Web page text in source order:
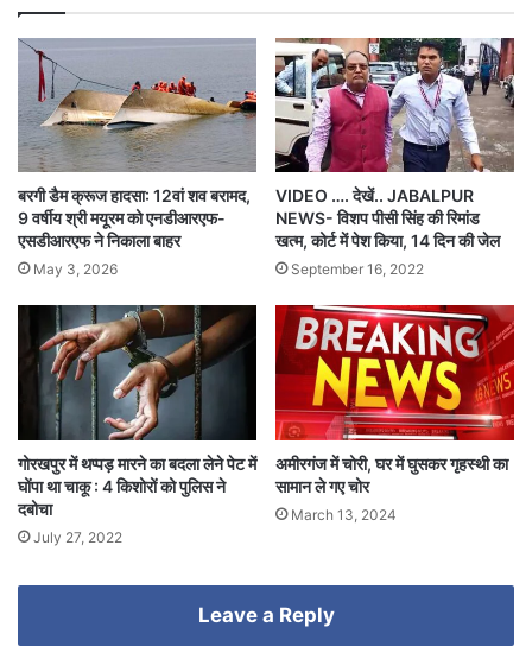
बरगी डैम क्रूज हादसा: 12वां शव बरामद,
9 वर्षीय श्री मयूरम को एनडीआरएफ-
एसडीआरएफ ने निकाला बाहर
May 3, 2026
VIDEO …. देखें.. JABALPUR
NEWS- विशप पीसी सिंह की रिमांड
खत्म, कोर्ट में पेश किया, 14 दिन की जेल
September 16, 2022
गोरखपुर में थप्पड़ मारने का बदला लेने पेट में
घोंपा था चाकू : 4 किशोरों को पुलिस ने
दबोचा
July 27, 2022
अमीरगंज में चोरी, घर में घुसकर गृहस्थी का
सामान ले गए चोर
March 13, 2024
Leave a Reply